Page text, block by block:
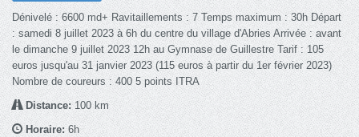
Dénivelé : 6600 md+ Ravitaillements : 7 Temps maximum : 30h Départ
: samedi 8 juillet 2023 à 6h du centre du village d'Abries Arrivée : avant
le dimanche 9 juillet 2023 12h au Gymnase de Guillestre Tarif : 105
euros jusqu'au 31 janvier 2023 (115 euros à partir du 1er février 2023)
Nombre de coureurs : 400 5 points ITRA
Distance:100 km
Horaire:6h